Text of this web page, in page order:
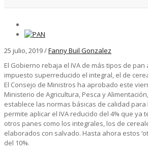
25 julio, 2019/Fanny Buil Gonzalez
El Gobierno rebaja el IVA de más tipos de pan
impuesto superreducido el integral, el de
El Consejo de Ministros ha aprobado este
Ministerio de Agricultura, Pesca y
establece las normas básicas de calidad
permite aplicar el IVA reducido del 4% que ya
otros panes como los integrales, los de
elaborados con salvado. Hasta ahora estos
del 10%.